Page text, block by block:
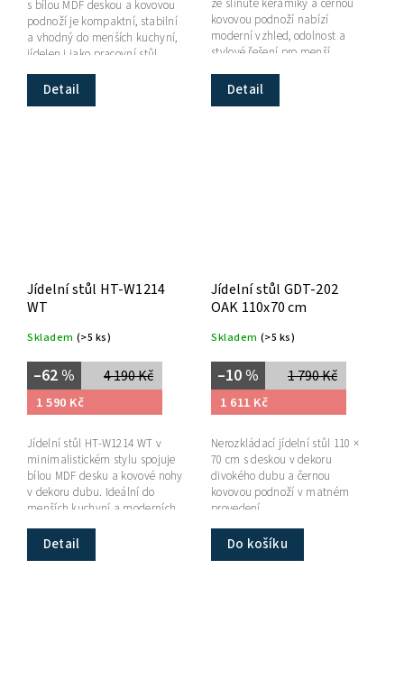
Detail
s bílou MDF deskou a kovovou
podnoží je kompaktní, stabilní
a vhodný do menších kuchyní,
jídelen i jako pracovní stůl.
Detail
ze slinuté keramiky a černou
kovovou podnoží nabízí
moderní vzhled, odolnost a
stylové řešení pro menší
Jídelní stůl HT-W1214
WT
Skladem (>5 ks)
4 190 Kč
–62 %
1 590 Kč
Detail
Jídelní stůl HT-W1214 WT v
minimalistickém stylu spojuje
bílou MDF desku a kovové nohy
v dekoru dubu. Ideální do
menších kuchyní a moderních
interiérů.
Jídelní stůl GDT-202
OAK 110x70 cm
Skladem (>5 ks)
1 790 Kč
–10 %
1 611 Kč
Do košíku
Nerozkládací jídelní stůl 110 ×
70 cm s deskou v dekoru
divokého dubu a černou
kovovou podnoží v matném
provedení.